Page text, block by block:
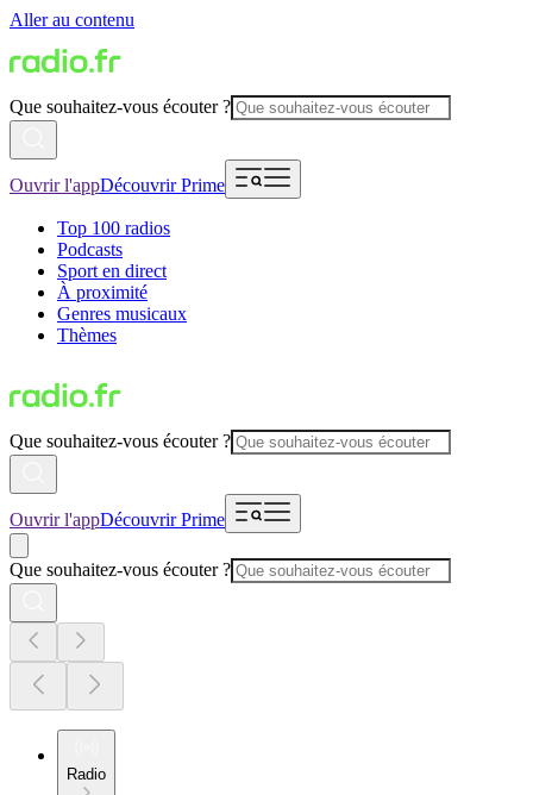
Aller au contenu
Que souhaitez-vous écouter ?
Ouvrir l'appDécouvrir Prime
Top 100 radios
Podcasts
Sport en direct
À proximité
Genres musicaux
Thèmes
Que souhaitez-vous écouter ?
Ouvrir l'appDécouvrir Prime
Que souhaitez-vous écouter ?
Radio